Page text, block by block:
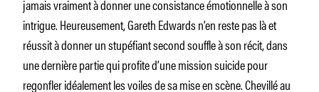
jamais vraiment à donner une consistance émotionnelle à son
intrigue. Heureusement, Gareth Edwards n’en reste pas là et
réussit à donner un stupéfiant second souffle à son récit, dans
une dernière partie qui profite d’une mission suicide pour
regonfler idéalement les voiles de sa mise en scène. Chevillé au